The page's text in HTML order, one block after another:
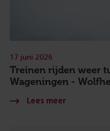
Treinen rijden weer
Wageningen -
17 juni 2026